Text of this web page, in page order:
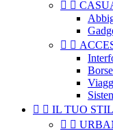
 
 
  IL TUO
 